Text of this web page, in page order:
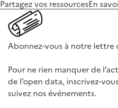
Partagez vos ressourcesEn
Abonnez-vous à notre
Pour ne rien manquer de
de l’open data, inscrivez-
suivez nos événements.